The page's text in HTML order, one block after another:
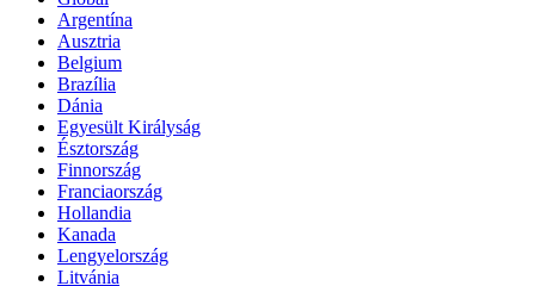
Argentína
Ausztria
Belgium
Brazília
Dánia
Egyesült Királyság
Észtország
Finnország
Franciaország
Hollandia
Kanada
Lengyelország
Litvánia